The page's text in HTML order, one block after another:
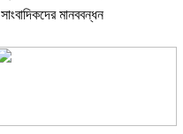
সাংবাদিকদের মানববন্ধন